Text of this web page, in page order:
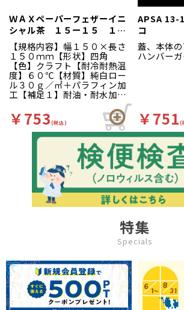
ＷＡＸペーパーフェザーイニ
シャル茶 １５ー１５ １０
０枚入り
【規格内容】幅１５０×長さ
１５０ｍｍ【形状】四角
【色】クラフト【耐冷耐熱温
度】６０℃【材質】純白ロー
ル３０ｇ／㎡＋パラフィン加
工【補足１】耐油・耐水加
工 両面がＷＡＸ加工された
耐油・耐水性のあるシートで
す。ランチボックスの敷紙や
お菓子のラッピングにぴった
りの使いやすいサイズです。
￥753(税込)
APSA 13-
コ
蓋、本体
ハンバーガ
￥751(
特集
Specials